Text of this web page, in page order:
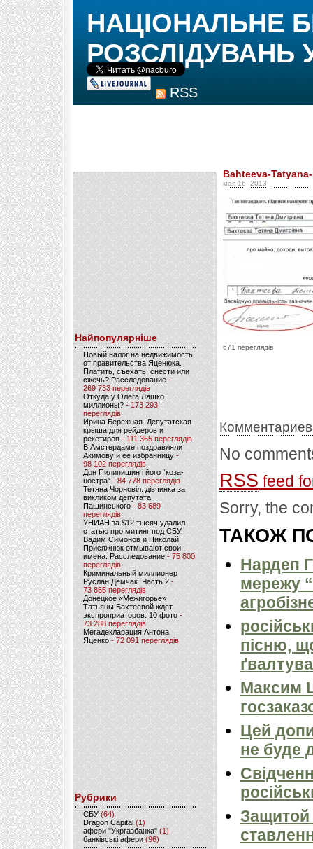
RSS
НАЦІОНАЛЬНЕ
РОЗСЛІДУВАНЬ
Найпопулярніше
Новый налог на недвижимость
от правительства Яценюка.
Платить, съехать, снести или
сжечь? Расследование-
269 733 переглядів
Откуда у Олега Ляшко
миллионы? - 173 293
переглядів
Ирина Бережная. Депутатская
крыша для рейдеров и
рекетиров - 111 365 переглядів
В Амстердаме поздравляли
Акимову и ее избранницу -
98 102 переглядів
Дон Пилипишин і його “коза-
ностра” - 84 778 переглядів
Тетяна Чорновіл: дівчинка за
викликом депутата
Пашинського- 83 689
переглядів
УНИАН за $12 тысяч удалил
статью про митинг под СБУ.
Вадим Симонов и Николай
Присяжнюк отмывают свои
имена. Расследование - 75 800
переглядів
Криминальный миллионер
Руслан Демчак. Часть 2-
73 855 переглядів
Донецкое «Межигорье»
Татьяны Бахтеевой ждет
экспроприаторов. 10 фото -
73 288 переглядів
Мегадекларация Антона
Яценко - 72 091 переглядів
Рубрики
CБУ (64)
Dragon Capital (1)
афери "Укргазбанка" (1)
банківські афери (96)
Bahteeva-
мая 16, 2013
671 переглядів
No
RSS feed
Sorry, the
ТАКОЖ
Нардеп
мережу
пісню,
Максим
Цей
не буде
Защитой